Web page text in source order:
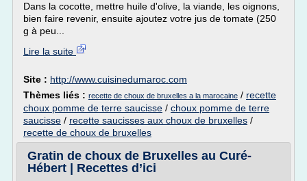
Dans la cocotte, mettre huile d'olive, la viande, les oignons,
bien faire revenir, ensuite ajoutez votre jus de tomate (250
g à peu...
Lire la suite
Site : http://www.cuisinedumaroc.com
Thèmes liés : recette de choux de bruxelles a la marocaine / recette
choux pomme de terre saucisse / choux pomme de terre
saucisse / recette saucisses aux choux de bruxelles /
recette de choux de bruxelles
Gratin de choux de Bruxelles au Curé-
Hébert | Recettes d’ici